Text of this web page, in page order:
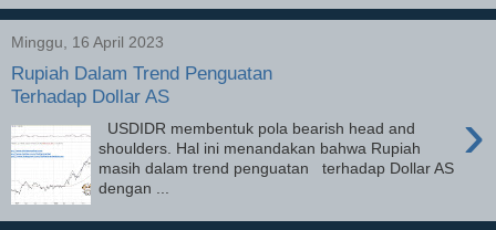
Minggu, 16 April 2023
Rupiah Dalam Trend Penguatan
Terhadap Dollar AS
›
USDIDR membentuk pola bearish head and
shoulders. Hal ini menandakan bahwa Rupiah
masih dalam trend penguatan terhadap Dollar AS
dengan ...